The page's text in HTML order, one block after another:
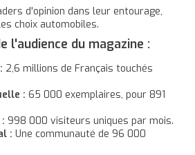
d'opinion dans leur entourage,
choix automobiles.
l'audience du magazine :
2,6 millions de Français touchés
: 65 000 exemplaires, pour 891
998 000 visiteurs uniques par mois.
: Une communauté de 96 000